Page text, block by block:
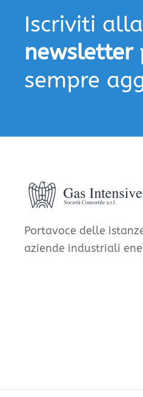
Iscriviti
newsletter
sempre
Portavoce delle
aziende industriali